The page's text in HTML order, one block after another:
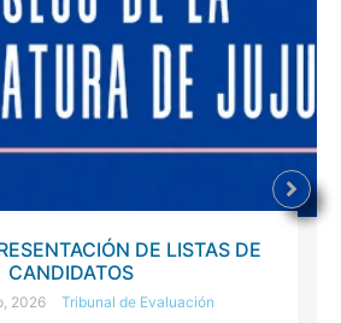
DE LISTAS DE
CANDIDATOS
2026 Tribunal de Evaluación